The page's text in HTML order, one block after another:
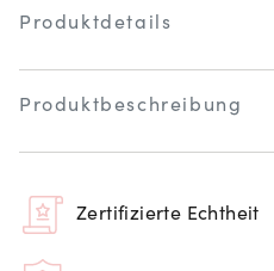
Produktdetails
Produktbeschreibung
Zertifizierte Echtheit